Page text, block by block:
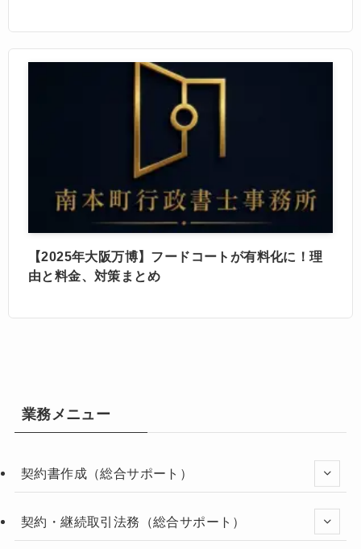
【2025年大阪万博】フードコートが有料化に！理
由と料金、対策まとめ
業務メニュー
契約書作成（総合サポート）
契約・継続取引法務（総合サポート）